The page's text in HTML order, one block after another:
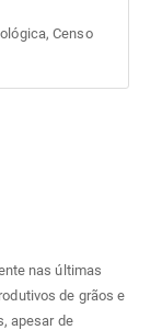
Censo
nas últimas
de grãos e
apesar de